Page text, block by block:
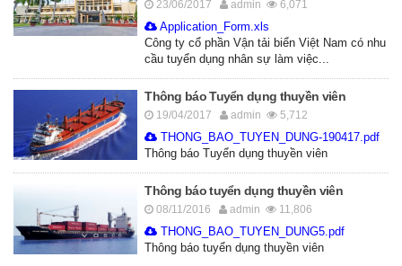
23/06/2017 admin 6,071
Application_Form.xls
Công ty cổ phần Vận tải biển Việt Nam có nhu
cầu tuyển dụng nhân sự làm việc...
Thông báo Tuyển dụng thuyền viên
19/04/2017 admin 5,712
THONG_BAO_TUYEN_DUNG-190417.pdf
Thông báo Tuyển dụng thuyền viên
Thông báo tuyển dụng thuyền viên
08/11/2016 admin 11,806
THONG_BAO_TUYEN_DUNG5.pdf
Thông báo tuyển dụng thuyền viên